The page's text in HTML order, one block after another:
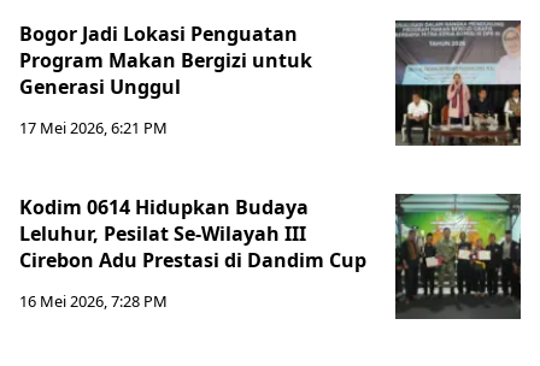
Bogor Jadi Lokasi Penguatan
Program Makan Bergizi untuk
Generasi Unggul
17 Mei 2026, 6:21 PM
Kodim 0614 Hidupkan Budaya
Leluhur, Pesilat Se-Wilayah III
Cirebon Adu Prestasi di Dandim Cup
16 Mei 2026, 7:28 PM